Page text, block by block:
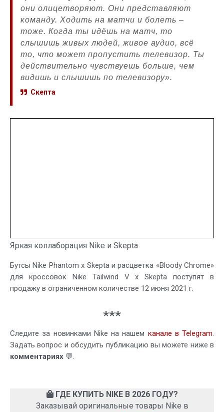
они олицетворяют. Они представляют
команду. Ходить на матчи и болеть –
тоже. Когда ты идёшь на матч, то
слышишь живых людей, живое аудио, всё
то, что может пропустить телевизор. Ты
действительно чувствуешь больше, чем
видишь и слышишь по телевизору».
Скепта
Яркая коллаборация Nike и Skepta
Бутсы Nike Phantom x Skepta и расцветка «Bloody Chrome»
для кроссовок Nike Tailwind V x Skepta поступят в
продажу в ограниченном количестве 12 июня 2021 г.
***
Следите за новинками Nike на нашем канале в Telegram.
Задать вопрос и обсудить публикацию вы можете ниже в
комментариях 💬.
ГДЕ КУПИТЬ NIKE В 2026 ГОДУ?
Заказывай оригинальные товары Nike в